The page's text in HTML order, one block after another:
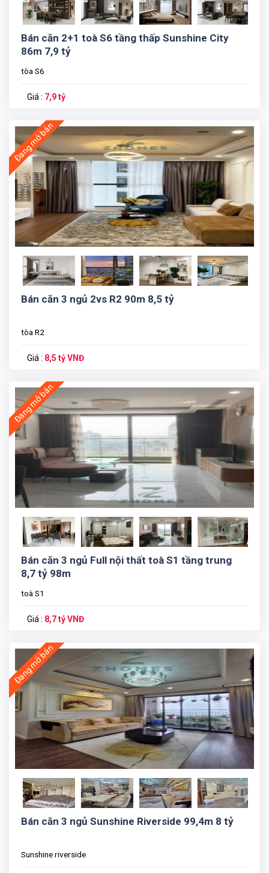
Bán căn 2+1 toà S6 tầng thấp Sunshine City
86m 7,9 tỷ
tòa S6
Giá : 7,9 tỷ
Đang mở bán
Bán căn 3 ngủ 2vs R2 90m 8,5 tỷ
tòa R2
Giá : 8,5 tỷ VNĐ
Đang mở bán
Bán căn 3 ngủ Full nội thất toà S1 tầng trung
8,7 tỷ 98m
toà S1
Giá : 8,7 tỷ VNĐ
Đang mở bán
Bán căn 3 ngủ Sunshine Riverside 99,4m 8 tỷ
Sunshine riverside